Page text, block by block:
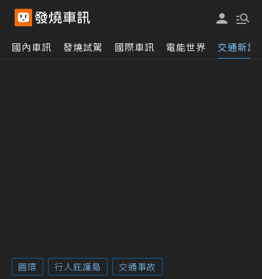
國內車訊 發燒試駕 國際車訊 電能世界 交通新訊
圓環 行人庇護島 交通事故